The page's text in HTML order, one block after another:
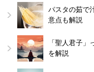
パスタの茹で
意点も解説
「聖人君子
を解説